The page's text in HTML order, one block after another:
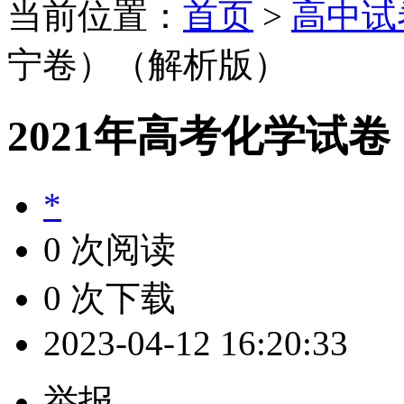
当前位置： 首页 > 高中
宁卷）（解析版）
2021年高考化学试
*
0 次阅读
0 次下载
2023-04-12 16:20:33